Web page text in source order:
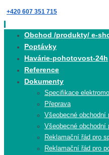
Skip
to
content
+420 607 351 715
Obchod /produkty/ e-
Poptávky
Havárie-pohotovost-24h
Reference
Dokumenty
Specifikace
Přeprava
Všeobecné obchodní
Všeobecné obchodní
Reklamační řád pro
Reklamační řád pro